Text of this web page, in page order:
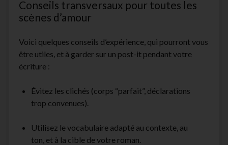
Conseils transversaux pour toutes les
scènes d’amour
Voici quelques conseils d’expérience, qui pourront vous
être utiles, et à garder sur un post-it pendant votre
écriture :
Évitez les clichés (corps “parfait”, déclarations
trop convenues).
Utilisez le vocabulaire adapté au contexte, au
ton, et à la cible de votre roman.